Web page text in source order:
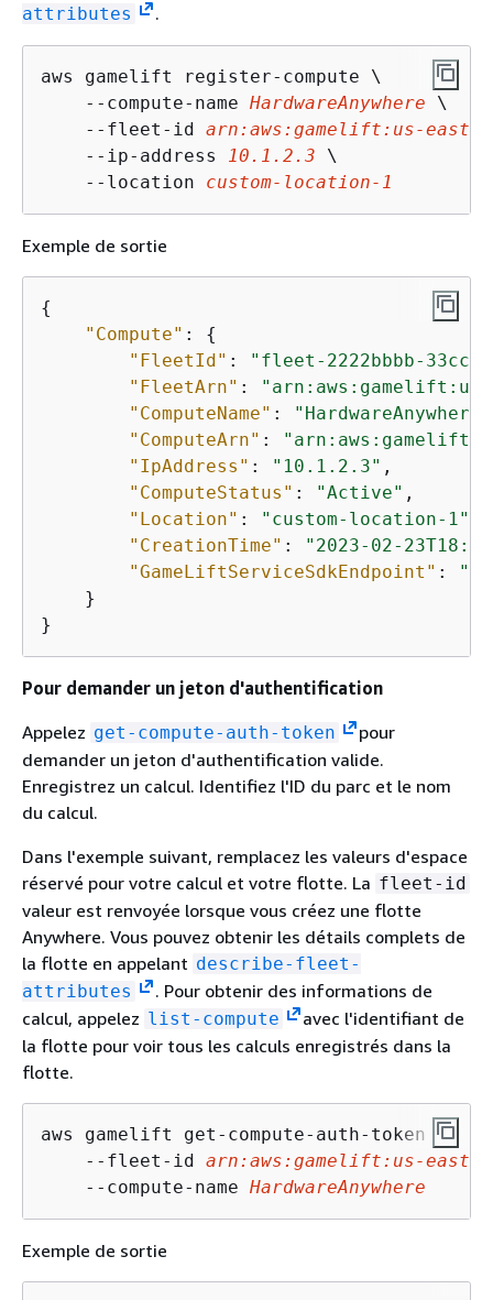
attributes
.
aws gamelift register-compute \
    --compute-name
HardwareAnywhere \
    --fleet-id
arn:aws:gamelift:us-east-
    --ip-address
10.1.2.3 \
    --location
custom-location-1
Exemple de sortie
{
"Compute" : {
"FleetId" :
"fleet-2222bbbb-33cc-
"FleetArn" :
"arn:aws:gamelift:us-
"ComputeName" : "HardwareAnywhere"
"ComputeArn" :
"IpAddress" : "10.1.2.3" ,
"ComputeStatus" : "Active" ,
"Location" : "custom-location-1"
"CreationTime" :
"2023-02-
"GameLiftServiceSdkEndpoint" :
    }
}
Pour demander un jeton d'authentification
Appelez get-compute-auth-token
pour
demander un jeton d'authentification valide.
Enregistrez un calcul. Identifiez l'ID du parc et le nom
du calcul.
Dans l'exemple suivant, remplacez les valeurs d'espace
réservé pour votre calcul et votre flotte. La fleet-id
valeur est renvoyée lorsque vous créez une flotte
Anywhere. Vous pouvez obtenir les détails complets de
la flotte en appelant describe-fleet-
attributes
. Pour obtenir des informations de
calcul, appelez list-compute
avec l'identifiant de
la flotte pour voir tous les calculs enregistrés dans la
flotte.
aws gamelift get-compute-auth-token \
    --fleet-id
arn:aws:gamelift:us-east-
    --compute-name
HardwareAnywhere
Exemple de sortie